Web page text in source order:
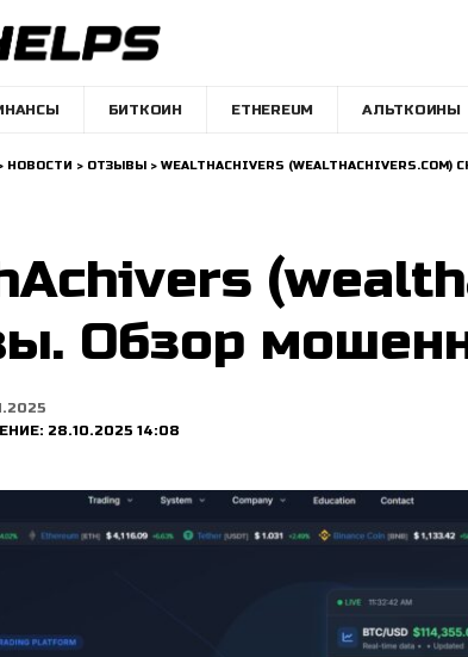
БИТКОИН ETHEREUM АЛЬТКОИНЫ
НОВОСТИ > ОТЗЫВЫ > WEALTHACHIVERS
Обзор
28.10.2025 14:08